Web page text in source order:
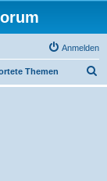
Anmelden
Themen
u